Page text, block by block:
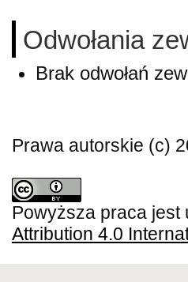
Odwołania
Brak odwołań
Prawa autorskie (c)
Powyższa praca
Attribution 4.0